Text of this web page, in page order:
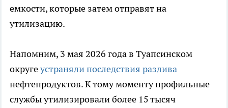
емкости, которые затем отправят на
утилизацию.
Напомним, 3 мая 2026 года в Туапсинском
округеустраняли последствия разлива
нефтепродуктов. К тому моменту профильные
службы утилизировали более 15 тысяч